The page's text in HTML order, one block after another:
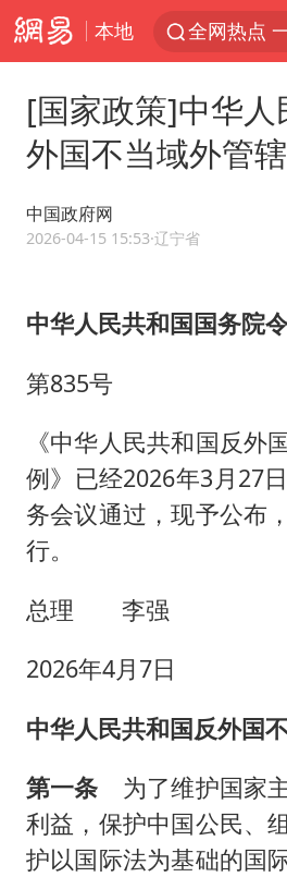
本地 全网热点
[国家政策]中华人
外国不当域外管
中国政府网
2026-04-15 15:53·辽宁省
中华人民共和国国务院
第835号
《中华人民共和国反外
例》已经2026年3月27
务会议通过，现予公布
行。
总理 李强
2026年4月7日
中华人民共和国反外国
第一条 为了维护国家
利益，保护中国公民、
护以国际法为基础的国